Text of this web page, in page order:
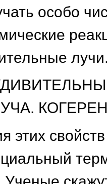
особо
этих